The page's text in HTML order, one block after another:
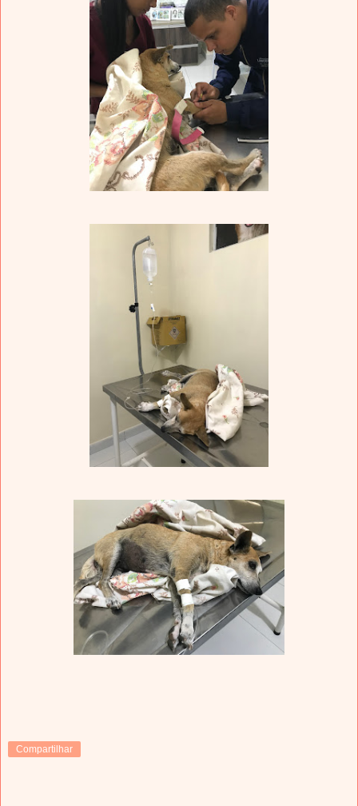
Compartilhar